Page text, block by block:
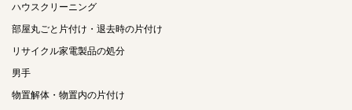
ハウスクリーニング
部屋丸ごと片付け・退去時の片付け
リサイクル家電製品の処分
男手
物置解体・物置内の片付け